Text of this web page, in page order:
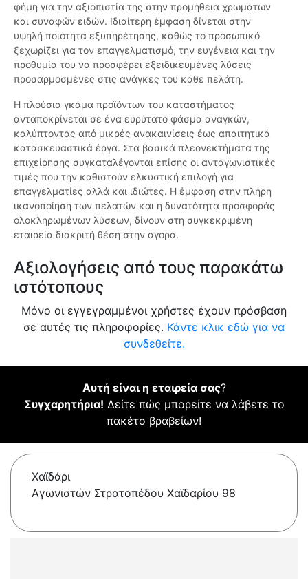
φήμη για την αξιοπιστία της στην προμήθεια χρωμάτων
και συναφών ειδών. Ιδιαίτερη έμφαση δίνεται στην
υψηλή ποιότητα εξυπηρέτησης, καθώς το προσωπικό
ξεχωρίζει για τον επαγγελματισμό, την ευγένεια και την
προθυμία του να προσφέρει εξειδικευμένες λύσεις
προσαρμοσμένες στις ανάγκες του κάθε πελάτη.
Η πλούσια γκάμα προϊόντων του καταστήματος
ανταποκρίνεται σε ένα ευρύτατο φάσμα αναγκών,
καλύπτοντας από μικρές ανακαινίσεις έως απαιτητικά
κατασκευαστικά έργα. Στα βασικά πλεονεκτήματα της
επιχείρησης συγκαταλέγονται επίσης οι ανταγωνιστικές
τιμές που την καθιστούν ελκυστική επιλογή για
επαγγελματίες αλλά και ιδιώτες. Η έμφαση στην πλήρη
ικανοποίηση των πελατών και η δυνατότητα προσφοράς
ολοκληρωμένων λύσεων, δίνουν στη συγκεκριμένη
εταιρεία διακριτή θέση στην αγορά.
Αξιολογήσεις από τους παρακάτω
ιστότοπους
Μόνο οι εγγεγραμμένοι χρήστες έχουν πρόσβαση
σε αυτές τις πληροφορίες. Κάντε κλικ εδώ για να
συνδεθείτε.
Αυτή είναι η εταιρεία σας?
Συγχαρητήρια! Δείτε πώς μπορείτε να λάβετε το
πακέτο βραβείων!
Χαϊδάρι
Αγωνιστών Στρατοπέδου Χαϊδαρίου 98